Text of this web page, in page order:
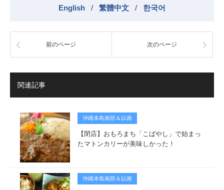
English
/ 繁體中文 / 한국어
前のページ 次のページ
関連記事
沖縄本島南部＆以南
【閉店】おもろまち「こばやし」で始まっ
たマトンカリーが美味しかった！
沖縄本島南部＆以南